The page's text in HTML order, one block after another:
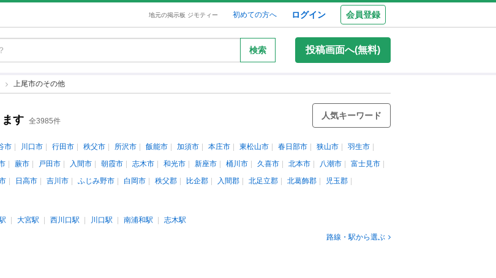
地元の掲示板 ジモティー 初めての方へ ログイン 会員登録
検索 投稿画面へ(無料)
上尾市のその他
す 全3985件
人気キーワード
市 川口市 行田市 秩父市 所沢市 飯能市 加須市 本庄市 東松山市 春日部市 狭山市
羽生市
蕨市 戸田市 入間市 朝霞市 志木市 和光市 新座市 桶川市 久喜市 北本市 八潮市
富士見市
日高市 吉川市 ふじみ野市 白岡市 秩父郡 比企郡 入間郡 北足立郡 北葛飾郡
児玉郡
大宮駅 西川口駅 川口駅 南浦和駅
志木駅
路線・駅から選ぶ